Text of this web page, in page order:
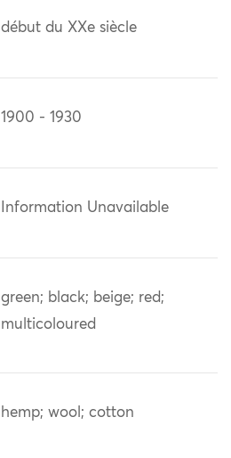
début du XXe siècle
1900 - 1930
Information Unavailable
green; black; beige; red;
multicoloured
hemp; wool; cotton